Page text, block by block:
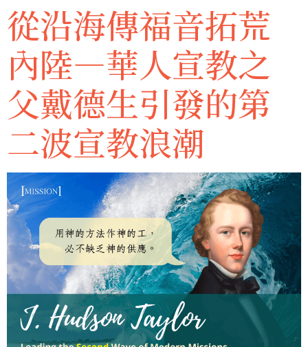
從沿海傳福音拓荒
內陸—華人宣教之
父戴德生引發的第
二波宣教浪潮